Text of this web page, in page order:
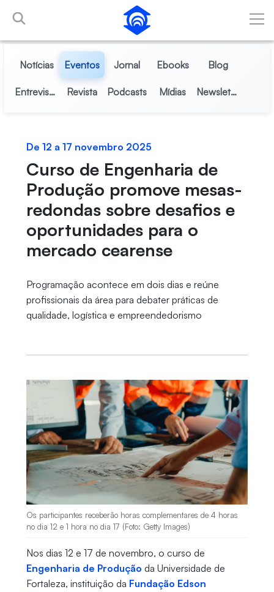
Pular para o Conteúdo principal
Notícias Eventos Jornal Ebooks Blog
Entrevistas Revista Podcasts Mídias Newsletter
De 12 a 17 novembro 2025
Curso de Engenharia de
Produção promove mesas-
redondas sobre desafios e
oportunidades para o
mercado cearense
Programação acontece em dois dias e reúne
profissionais da área para debater práticas de
qualidade, logística e empreendedorismo
Os participantes receberão horas complementares de 4 horas
no dia 12 e 1 hora no dia 17 (Foto: Getty Images)
Nos dias 12 e 17 de novembro, o curso de
Engenharia de Produção da Universidade de
Fortaleza, instituição da Fundação Edson